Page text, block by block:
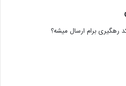
ترهگیری برام ارسال میشه؟